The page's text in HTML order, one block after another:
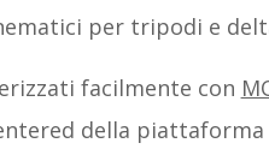
per tripodi e
facilmente con
della